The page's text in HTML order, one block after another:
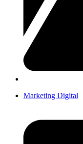
Marketing Digital